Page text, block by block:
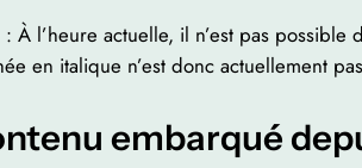
À l’heure actuelle, il n’est pas
en italique n’est donc actuellement
embarqué